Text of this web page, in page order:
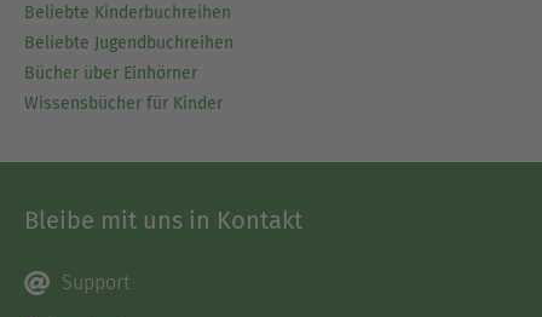
Beliebte Kinderbuchreihen
Beliebte Jugendbuchreihen
Bücher über Einhörner
Wissensbücher für Kinder
Bleibe mit uns in Kontakt
Support